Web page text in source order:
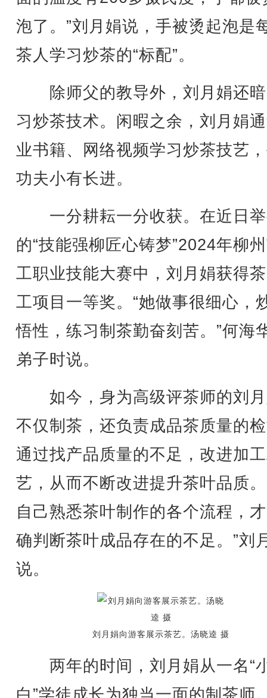
泡了。”刘月娟说，手被烫起泡是
茶人学习炒茶的“标配”。
除师父的教导外，刘月娟还
习炒茶技术。闲暇之余，刘月娟
业书籍、网络视频学习炒茶技艺
功夫小有长进。
一分耕耘一分收获。在近日
的“技能强柳匠心铸梦”2024年柳
工职业技能大赛中，刘月娟获得
工项目一等奖。“她做事很细心，
悟性，练习制茶勤奋刻苦。”何海
弟子时说。
如今，身为高级评茶师的刘
不仅制茶，还负责成品茶质量的
通过找产品质量的不足，改进加
艺，从而不断改进提升茶叶品质
自己熟悉茶叶制作的各个流程，
确判断茶叶成品存在的不足。”刘
说。
刘月娟向游客展示茶艺。汤晓逵 摄
两年的时间，刘月娟从一名“
白”学徒成长为独当一面的制茶师